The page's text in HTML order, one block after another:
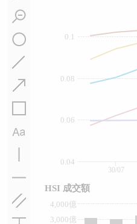
0.04
0.06
0.08
0.1
3,000億
4,000億
30/07
HSI 成交額